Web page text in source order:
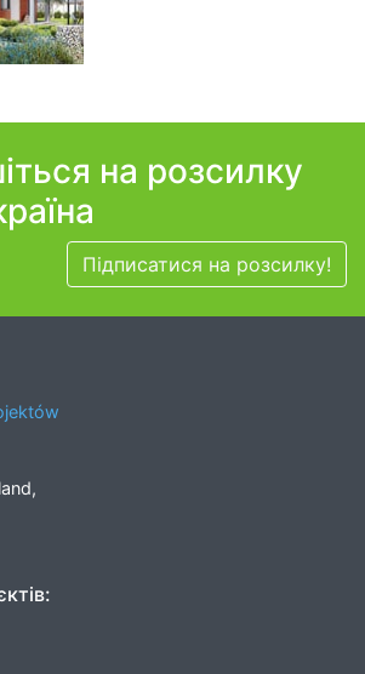
на розсилку
Підписатися на розсилку!